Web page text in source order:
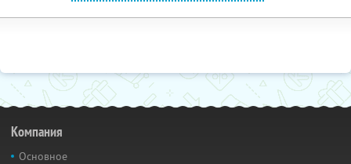
Компания
Основное